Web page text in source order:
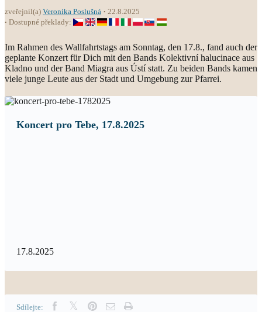
zveřejnil(a) Veronika Poslušná
22.8.2025
Dostupné překlady:
Im Rahmen des Wallfahrtstags am Sonntag, den 17.8., fand auch der
geplante Konzert für Dich mit den Bands Kolektivní halucinace aus
Kladno und der Band Miagra aus Ústí statt. Zu beiden Bands kamen
viele junge Leute aus der Stadt und Umgebung zur Pfarrei.
Koncert pro Tebe, 17.8.2025
17.8.2025
Sdílejte: